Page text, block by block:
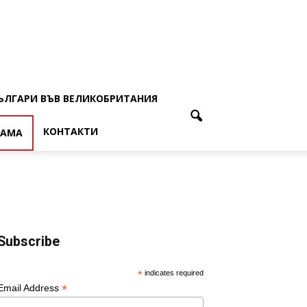
ВЪВ ВЕЛИКОБРИТАНИЯ
КОНТАКТИ
* indicates required
Address *